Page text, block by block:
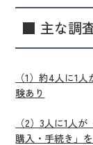
■ 主な調
（1）約4人に1
験あり
（2）3人に1人
購入・手続き」